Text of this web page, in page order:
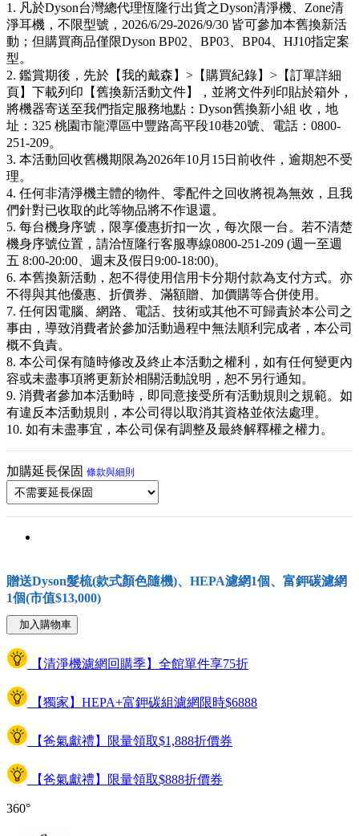
1. 凡於Dyson台灣總代理恆隆行出貨之Dyson清淨機、Zone清
淨耳機，不限型號，2026/6/29-2026/9/30 皆可參加本舊換新活
動；但購買商品僅限Dyson BP02、BP03、BP04、HJ10指定案
型。
2. 鑑賞期後，先於【我的戴森】>【購買紀錄】>【訂單詳細
頁】下載列印【舊換新活動文件】，並將文件列印貼於箱外，
將機器寄送至我們指定服務地點：Dyson舊換新小組 收，地
址：325 桃園市龍潭區中豐路高平段10巷20號、電話：0800-
251-209。
3. 本活動回收舊機期限為2026年10月15日前收件，逾期恕不受
理。
4. 任何非清淨機主體的物件、零配件之回收將視為無效，且我
們針對已收取的此等物品將不作退還。
5. 每台機身序號，限享優惠折扣一次，每次限一台。若不清楚
機身序號位置，請洽恆隆行客服專線0800-251-209 (週一至週
五 8:00-20:00、週末及假日9:00-18:00)。
6. 本舊換新活動，恕不得使用信用卡分期付款為支付方式。亦
不得與其他優惠、折價券、滿額贈、加價購等合併使用。
7. 任何因電腦、網路、電話、技術或其他不可歸責於本公司之
事由，導致消費者於參加活動過程中無法順利完成者，本公司
概不負責。
8. 本公司保有隨時修改及終止本活動之權利，如有任何變更內
容或未盡事項將更新於相關活動說明，恕不另行通知。
9. 消費者參加本活動時，即同意接受所有活動規則之規範。如
有違反本活動規則，本公司得以取消其資格並依法處理。
10. 如有未盡事宜，本公司保有調整及最終解釋權之權力。
加購延長保固 條款與細則
贈送Dyson髮梳(款式顏色隨機)、HEPA濾網1個、富鉀碳濾網
1個(市值$13,000)
加入購物車
【清淨機濾網回購季】全館單件享75折
【獨家】HEPA+富鉀碳組濾網限時$6888
【爸氣獻禮】限量領取$1,888折價券
【爸氣獻禮】限量領取$888折價券
360°